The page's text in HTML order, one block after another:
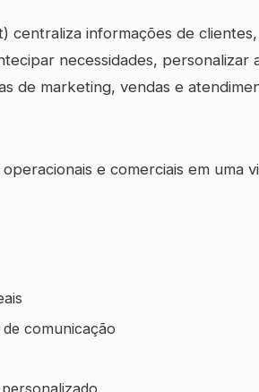
centraliza informações de
necessidades, personalizar
de marketing, vendas e
e comerciais em uma
comunicação